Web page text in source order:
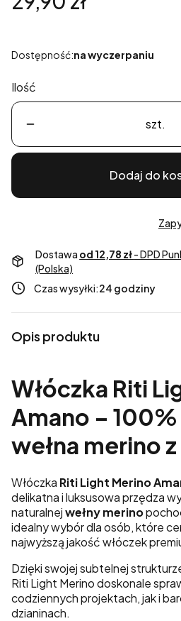
Dostępność:na wyczerpaniu
Ilość
szt.
Dodaj do
Dostawa od 12,78 zł- DPD
(Polska)
Czas wysyłki:24 godziny
Opis produktu
Włóczka Riti
Amano –
wełna merino
Włóczka Riti Light Merino
delikatna i luksusowa przędza
naturalnejwełny merino
idealny wybór dla osób, które
najwyższą jakość włóczek
Dzięki swojej subtelnej
Riti Light Merino doskonale
codziennych projektach, jak i
dzianinach.